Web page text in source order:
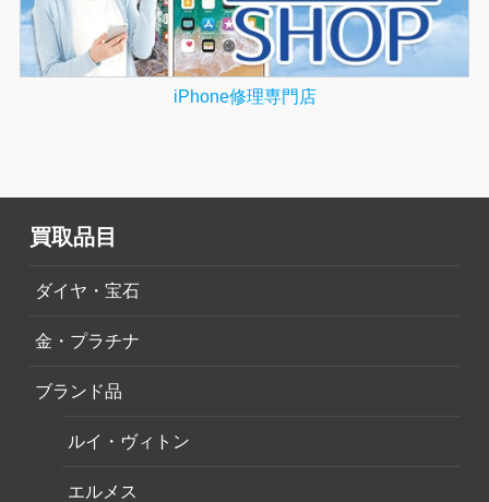
iPhone修理専門店
買取品目
ダイヤ・宝石
金・プラチナ
ブランド品
ルイ・ヴィトン
エルメス